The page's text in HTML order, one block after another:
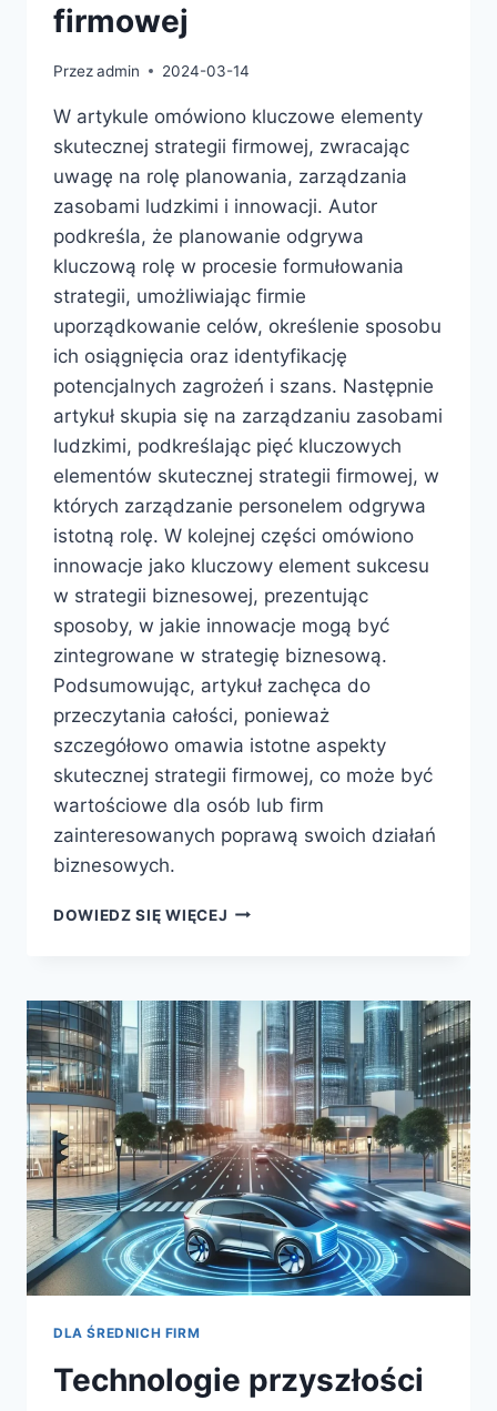
firmowej
Przezadmin 2024-03-14
W artykule omówiono kluczowe elementy
skutecznej strategii firmowej, zwracając
uwagę na rolę planowania, zarządzania
zasobami ludzkimi i innowacji. Autor
podkreśla, że planowanie odgrywa
kluczową rolę w procesie formułowania
strategii, umożliwiając firmie
uporządkowanie celów, określenie sposobu
ich osiągnięcia oraz identyfikację
potencjalnych zagrożeń i szans. Następnie
artykuł skupia się na zarządzaniu zasobami
ludzkimi, podkreślając pięć kluczowych
elementów skutecznej strategii firmowej, w
których zarządzanie personelem odgrywa
istotną rolę. W kolejnej części omówiono
innowacje jako kluczowy element sukcesu
w strategii biznesowej, prezentując
sposoby, w jakie innowacje mogą być
zintegrowane w strategię biznesową.
Podsumowując, artykuł zachęca do
przeczytania całości, ponieważ
szczegółowo omawia istotne aspekty
skutecznej strategii firmowej, co może być
wartościowe dla osób lub firm
zainteresowanych poprawą swoich działań
biznesowych.
DOWIEDZ SIĘ WIĘCEJ 5
STRATEGII
FIRMOWEJ
DLA ŚREDNICH FIRM
Technologie przyszłości